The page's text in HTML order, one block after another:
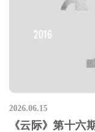
2026.06.15
《云际》第十六